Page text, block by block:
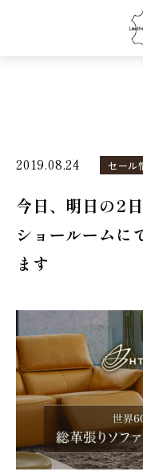
2019.08.24 セール
今日、明日の2
ショールームに
ます